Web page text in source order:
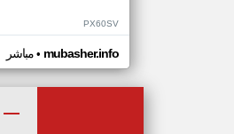
PX60SV
مباشر• mubasher.info